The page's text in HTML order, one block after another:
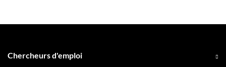
Chercheurs d'emploi